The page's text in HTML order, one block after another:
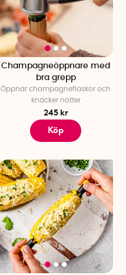
Champagneöppnare med
bra grepp
Öppnar champagneflaskor och
knäcker nötter
245 kr
Köp